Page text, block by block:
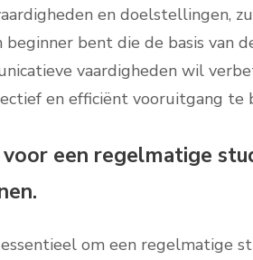
en doelstellingen,
beginner bent die de basis van
vaardigheden wil
en efficiënt vooruitgang te
een regelmatige
om een regelmatige